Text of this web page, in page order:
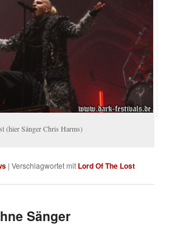
(hier Sänger Chris Harms)
|Verschlagwortet mit Lord Of The Lost
Sänger